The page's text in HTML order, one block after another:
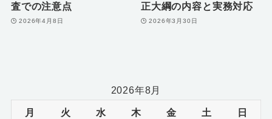
査での注意点
2026年4月8日
正大綱の内容と実務対応
2026年3月30日
2026年8月
月 火 水 木 金 土 日